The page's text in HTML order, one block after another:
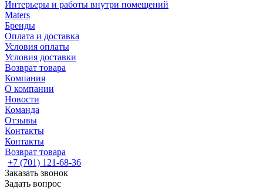
Интерьеры и работы внутри помещений
Maters
Бренды
Оплата и доставка
Условия оплаты
Условия доставки
Возврат товара
Компания
О компании
Новости
Команда
Отзывы
Контакты
Контакты
Возврат товара
+7 (701) 121-68-36
Заказать звонок
Задать вопрос